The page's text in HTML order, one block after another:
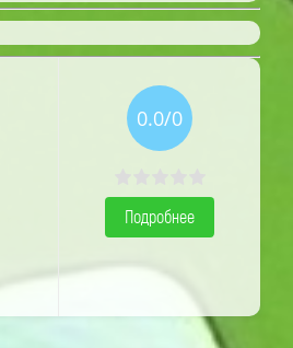
0.0/0
Подробнее